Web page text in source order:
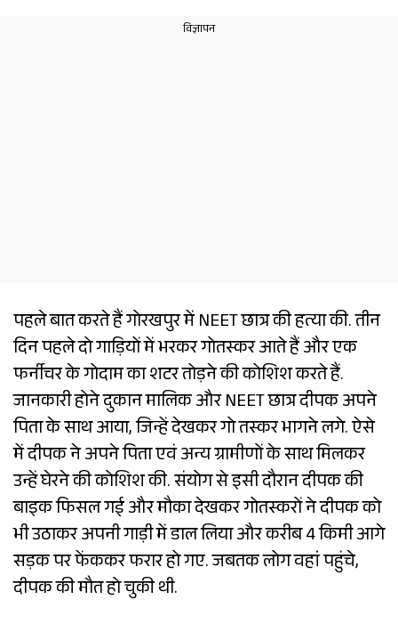
पहले बात करते हैं गोरखपुर में NEET छात्र की हत्या की. तीन
दिन पहले दो गाड़ियों में भरकर गोतस्कर आते हैं और एक
फर्नीचर के गोदाम का शटर तोड़ने की कोशिश करते हैं.
जानकारी होने दुकान मालिक और NEET छात्र दीपक अपने
पिता के साथ आया, जिन्हें देखकर गो तस्कर भागने लगे. ऐसे
में दीपक ने अपने पिता एवं अन्य ग्रामीणों के साथ मिलकर
उन्हें घेरने की कोशिश की. संयोग से इसी दौरान दीपक की
बाइक फिसल गई और मौका देखकर गोतस्करों ने दीपक को
भी उठाकर अपनी गाड़ी में डाल लिया और करीब 4 किमी आगे
सड़क पर फेंककर फरार हो गए. जबतक लोग वहां पहुंचे,
दीपक की मौत हो चुकी थी.